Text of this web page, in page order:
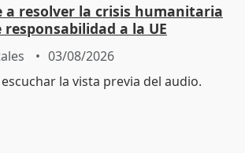
a resolver la crisis humanitaria
a la UE
03/08/2026